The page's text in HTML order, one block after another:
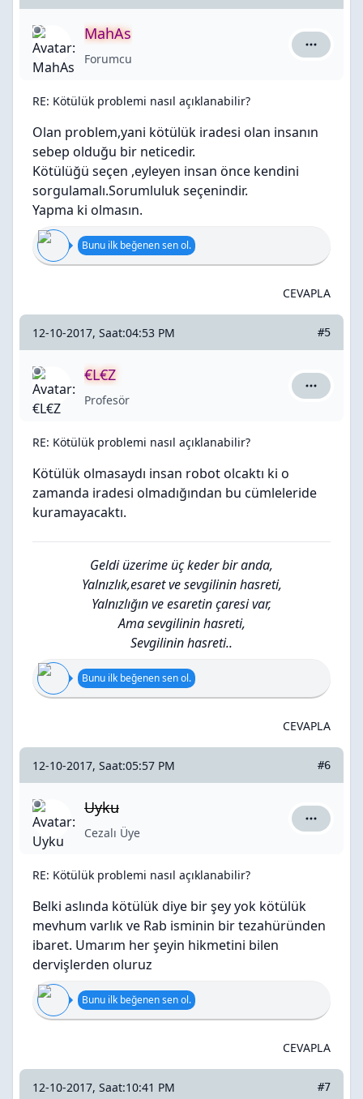
MahAs
Forumcu MahAs
RE: Kötülük problemi nasıl açıklanabilir?
Olan problem,yani kötülük iradesi olan insanın
sebep olduğu bir neticedir.
Kötülüğü seçen ,eyleyen insan önce kendini
sorgulamalı.Sorumluluk seçenindir.
Yapma ki olmasın.
Bunu ilk beğenen sen ol.
CEVAPLA
12-10-2017, Saat:04:53 PM #5
€L€Z
Profesör €L€Z için
RE: Kötülük problemi nasıl açıklanabilir?
Kötülük olmasaydı insan robot olcaktı ki o
zamanda iradesi olmadığından bu cümleleride
kuramayacaktı.
Geldi üzerime üç keder bir anda,
Yalnızlık,esaret ve sevgilinin hasreti,
Yalnızlığın ve esaretin çaresi var,
Ama sevgilinin hasreti,
Sevgilinin hasreti..
Bunu ilk beğenen sen ol.
CEVAPLA
12-10-2017, Saat:05:57 PM #6
Uyku
Cezalı Üye Uyku için
RE: Kötülük problemi nasıl açıklanabilir?
Belki aslında kötülük diye bir şey yok kötülük
mevhum varlık ve Rab isminin bir tezahüründen
ibaret. Umarım her şeyin hikmetini bilen
dervişlerden oluruz
Bunu ilk beğenen sen ol.
CEVAPLA
12-10-2017, Saat:10:41 PM #7